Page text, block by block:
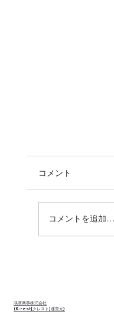
コメント
コメントを追加…
渓濱商事株式会社
(K:rest[クレスト]運営元)